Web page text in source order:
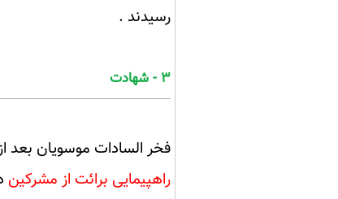
رسیدند .
۳ - شهادت
فخر السادات موسویان بعد
راهپیمایی برائت از مشرکین در